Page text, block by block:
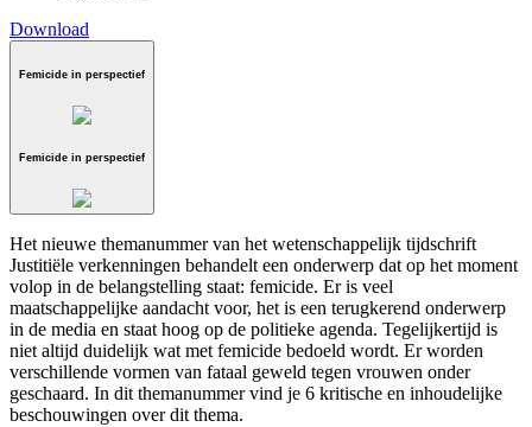
Download
Femicide in perspectief
Femicide in perspectief
Het nieuwe themanummer van het wetenschappelijk tijdschrift
Justitiële verkenningen behandelt een onderwerp dat op het moment
volop in de belangstelling staat: femicide. Er is veel
maatschappelijke aandacht voor, het is een terugkerend onderwerp
in de media en staat hoog op de politieke agenda. Tegelijkertijd is
niet altijd duidelijk wat met femicide bedoeld wordt. Er worden
verschillende vormen van fataal geweld tegen vrouwen onder
geschaard. In dit themanummer vind je 6 kritische en inhoudelijke
beschouwingen over dit thema.